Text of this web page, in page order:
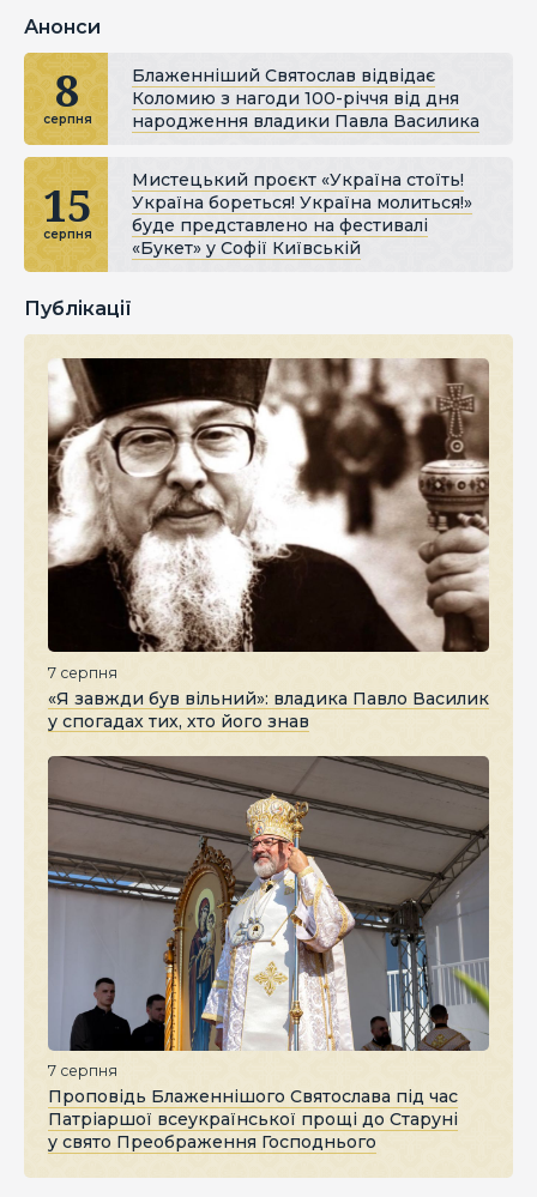
Анонси
8
серпня
Блаженніший Святослав відвідає
Коломию з нагоди 100-річчя від дня
народження владики Павла Василика
15
серпня
Мистецький проєкт «Україна стоїть!
Україна бореться! Україна молиться!»
буде представлено на фестивалі
«Букет» у Софії Київській
Публікації
7 серпня
«Я завжди був вільний»: владика Павло Василик
у спогадах тих, хто його знав
7 серпня
Проповідь Блаженнішого Святослава під час
Патріаршої всеукраїнської прощі до Старуні
у свято Преображення Господнього